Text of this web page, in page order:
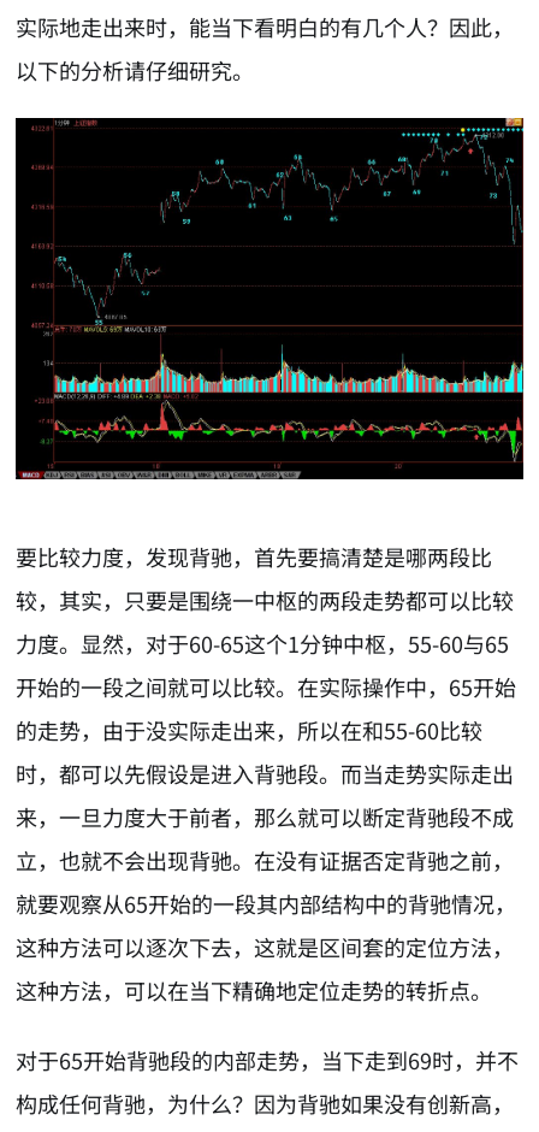
实际地走出来时，能当下看明白的有几个人？因此，
以下的分析请仔细研究。
要比较力度，发现背驰，首先要搞清楚是哪两段比
较，其实，只要是围绕一中枢的两段走势都可以比较
力度。显然，对于60-65这个1分钟中枢，55-60与65
开始的一段之间就可以比较。在实际操作中，65开始
的走势，由于没实际走出来，所以在和55-60比较
时，都可以先假设是进入背驰段。而当走势实际走出
来，一旦力度大于前者，那么就可以断定背驰段不成
立，也就不会出现背驰。在没有证据否定背驰之前，
就要观察从65开始的一段其内部结构中的背驰情况，
这种方法可以逐次下去，这就是区间套的定位方法，
这种方法，可以在当下精确地定位走势的转折点。
对于65开始背驰段的内部走势，当下走到69时，并不
构成任何背驰，为什么？因为背驰如果没有创新高，